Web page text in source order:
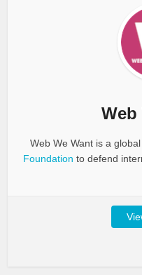
Web
Web We Want is a
Foundation to defend